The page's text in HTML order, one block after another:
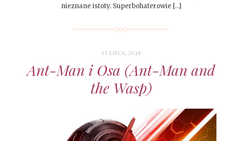
nieznane istoty. Superbohaterowie […]
13 LIPCA, 2018
Ant-Man i Osa (Ant-Man and
the Wasp)